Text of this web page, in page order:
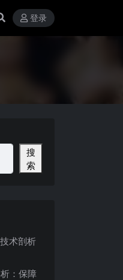
登录
搜
索
术剖析
：保障